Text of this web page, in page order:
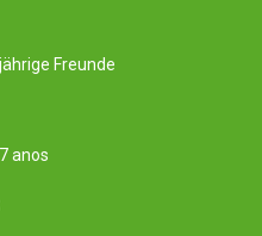
Freunde
anos